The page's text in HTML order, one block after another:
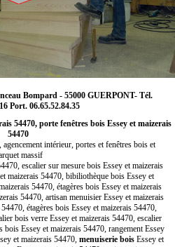
Bompard - 55000 GUERPONT- Tél.
Port. 06.65.52.84.35
54470, porte fenêtres bois Essey et maizerais
54470
intérieur, portes et fenêtres bois et
massif
escalier sur mesure bois Essey et maizerais
maizerais 54470, bibiliothèque bois Essey et
54470, étagères bois Essey et maizerais
54470, artisan menuisier Essey et maizerais
étagères bois Essey et maizerais 54470,
bois verre Essey et maizerais 54470, escalier
bois Essey et maizerais 54470, rangement Essey
et maizerais 54470, menuiserie bois Essey et